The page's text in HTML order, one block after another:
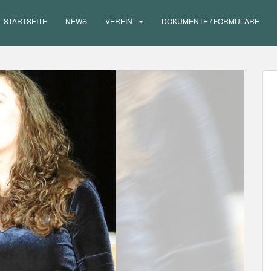
STARTSEITE NEWS VEREIN DOKUMENTE / FORMULARE